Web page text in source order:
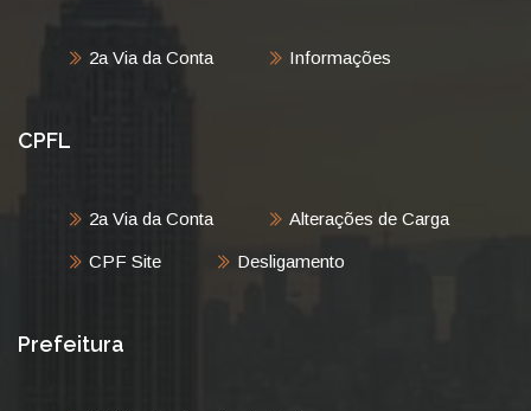
2a Via da Conta Informações
CPFL
2a Via da Conta Alterações de Carga
CPF Site Desligamento
Prefeitura